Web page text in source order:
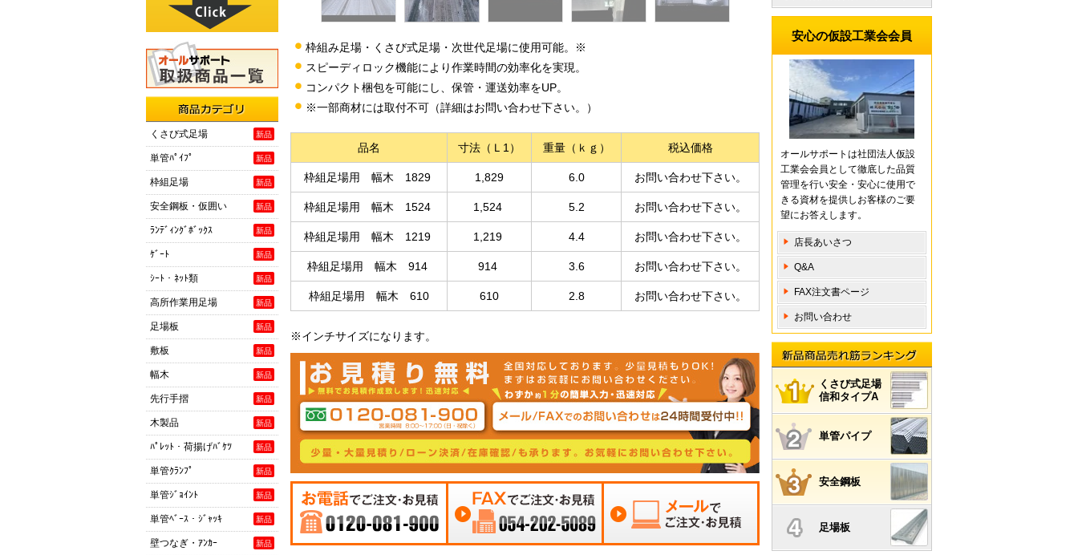
枠組み足場・くさび式足場・次世代足場に使用可能。※
スピーディロック機能により作業時間の効率化を実現。
コンパクト梱包を可能にし、保管・運送効率をUP。
※一部商材には取付不可（詳細はお問い合わせ下さい。）
品名 寸法（Ｌ1） 重量（ｋｇ） 税込価格
枠組足場用 幅木 1829 1,829 6.0 お問い合わせ下さい。
枠組足場用 幅木 1524 1,524 5.2 お問い合わせ下さい。
枠組足場用 幅木 1219 1,219 4.4 お問い合わせ下さい。
枠組足場用 幅木 914 914 3.6 お問い合わせ下さい。
枠組足場用 幅木 610 610 2.8 お問い合わせ下さい。
※インチサイズになります。
商品カテゴリ 新品
くさび式足場
新品
単管ﾊﾟｲﾌﾟ
新品
枠組足場
新品
安全鋼板・仮囲い
新品
ﾗﾝﾃﾞｨﾝｸﾞﾎﾞｯｸｽ
新品
ｹﾞｰﾄ
新品
ｼｰﾄ・ﾈｯﾄ類
新品
高所作業用足場
新品
足場板
新品
敷板
新品
幅木
新品
先行手摺
新品
木製品
新品
ﾊﾟﾚｯﾄ・荷揚げﾊﾞｹﾂ
新品
単管ｸﾗﾝﾌﾟ
新品
単管ｼﾞｮｲﾝﾄ
新品
単管ﾍﾞｰｽ・ｼﾞｬｯｷ
新品
壁つなぎ・ｱﾝｶｰ
安心の仮設工業会会員
オールサポートは社団法人仮設
工業会会員として徹底した品質
管理を行い安全・安心に使用で
きる資材を提供しお客様のご要
望にお答えします。
店長あいさつ
Q&A
FAX注文書ページ
お問い合わせ
新品商 品売れ筋ランキング
くさび式足場
信和タイプA
単管パイプ
安全鋼板
足場板